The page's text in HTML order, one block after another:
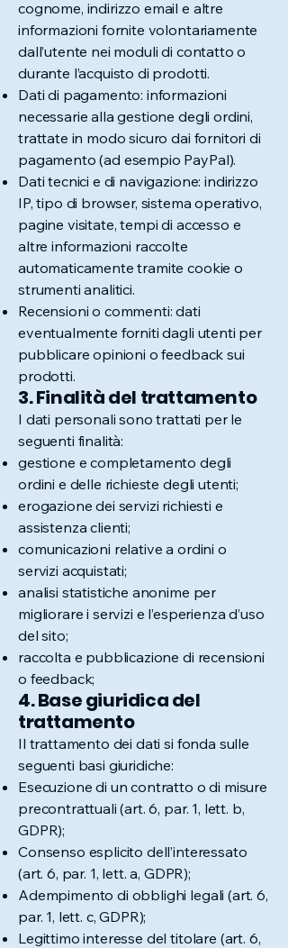
cognome, indirizzo email e altre
informazioni fornite volontariamente
dall’utente nei moduli di contatto o
durante l’acquisto di prodotti.
Dati di pagamento: informazioni
necessarie alla gestione degli ordini,
trattate in modo sicuro dai fornitori di
pagamento (ad esempio PayPal).
Dati tecnici e di navigazione: indirizzo
IP, tipo di browser, sistema operativo,
pagine visitate, tempi di accesso e
altre informazioni raccolte
automaticamente tramite cookie o
strumenti analitici.
Recensioni o commenti: dati
eventualmente forniti dagli utenti per
pubblicare opinioni o feedback sui
prodotti.
3. Finalità del trattamento
I dati personali sono trattati per le
seguenti finalità:
gestione e completamento degli
ordini e delle richieste degli utenti;
erogazione dei servizi richiesti e
assistenza clienti;
comunicazioni relative a ordini o
servizi acquistati;
analisi statistiche anonime per
migliorare i servizi e l’esperienza d’uso
del sito;
raccolta e pubblicazione di recensioni
o feedback;
4. Base giuridica del
trattamento
Il trattamento dei dati si fonda sulle
seguenti basi giuridiche:
Esecuzione di un contratto o di misure
precontrattuali (art. 6, par. 1, lett. b,
GDPR);
Consenso esplicito dell’interessato
(art. 6, par. 1, lett. a, GDPR);
Adempimento di obblighi legali (art. 6,
par. 1, lett. c, GDPR);
Legittimo interesse del titolare (art. 6,